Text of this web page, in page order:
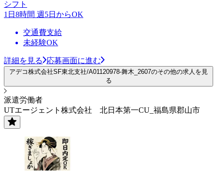
シフト
1日8時間 週5日からOK
交通費支給
未経験OK
詳細を見る 応募画面に進む
アデコ株式会社SF東北支社/A01120978-舞木_2607のその他の求人を見
る
派遣労働者
UTエージェント株式会社 北日本第一CU_福島県郡山市